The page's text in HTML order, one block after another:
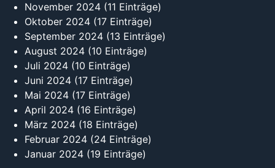
November 2024 (11 Einträge)
Oktober 2024 (17 Einträge)
September 2024 (13 Einträge)
August 2024 (10 Einträge)
Juli 2024 (10 Einträge)
Juni 2024 (17 Einträge)
Mai 2024 (17 Einträge)
April 2024 (16 Einträge)
März 2024 (18 Einträge)
Februar 2024 (24 Einträge)
Januar 2024 (19 Einträge)